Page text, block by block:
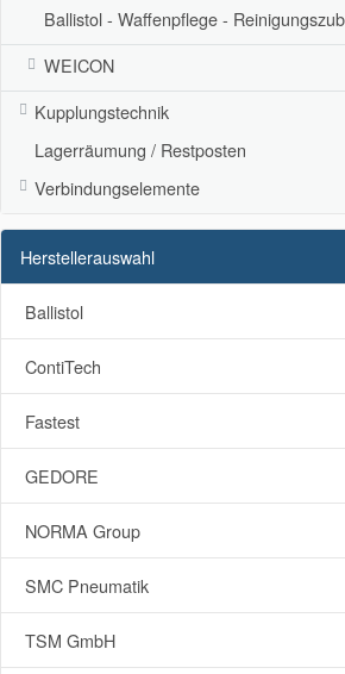
Ballistol - Waffenpflege -
WEICON
Kupplungstechnik
Lagerräumung / Restposten
Verbindungselemente
Herstellerauswahl
Ballistol
ContiTech
Fastest
GEDORE
NORMA Group
SMC Pneumatik
TSM GmbH